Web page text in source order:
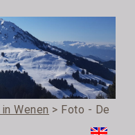
Wenen > Foto - De